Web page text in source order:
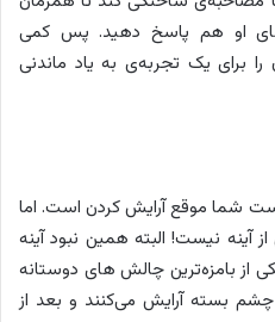
او هم پاسخ دهید. پس کمی
برای یک تجربه‌ی به یاد ماندنی
شما موقع آرایش کردن است. اما
آینه نیست! البته همین نبود آینه
از بامزه‌ترین چالش های دوستانه
بسته آرایش می‌کنند و بعد از